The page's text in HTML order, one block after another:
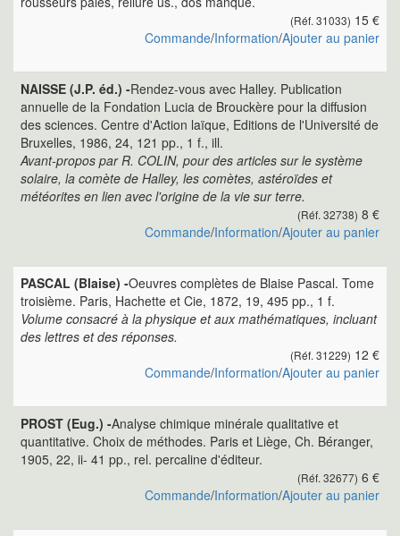
(Réf. 31033) 15 €
Commande/Information/Ajouter au panier
NAISSE (J.P. éd.) -Rendez-vous avec Halley. Publication
annuelle de la Fondation Lucia de Brouckère pour la diffusion
des sciences. Centre d'Action laïque, Editions de l'Université de
Bruxelles, 1986, 24, 121 pp., 1 f., ill.
Avant-propos par R. COLIN, pour des articles sur le système
solaire, la comète de Halley, les comètes, astéroïdes et
météorites en lien avec l'origine de la vie sur terre.
(Réf. 32738) 8 €
Commande/Information/Ajouter au panier
PASCAL (Blaise) -Oeuvres complètes de Blaise Pascal. Tome
troisième. Paris, Hachette et Cie, 1872, 19, 495 pp., 1 f.
Volume consacré à la physique et aux mathématiques, incluant
des lettres et des réponses.
(Réf. 31229) 12 €
Commande/Information/Ajouter au panier
PROST (Eug.) -Analyse chimique minérale qualitative et
quantitative. Choix de méthodes. Paris et Liège, Ch. Béranger,
1905, 22, ii- 41 pp., rel. percaline d'éditeur.
(Réf. 32677) 6 €
Commande/Information/Ajouter au panier